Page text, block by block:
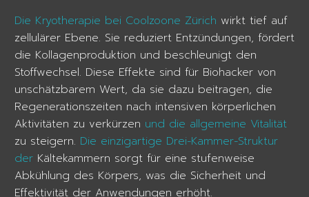
Die Kryotherapie bei Coolzoone Zürich wirkt tief auf
zellulärer Ebene. Sie reduziert Entzündungen, fördert
die Kollagenproduktion und beschleunigt den
Stoffwechsel. Diese Effekte sind für Biohacker von
unschätzbarem Wert, da sie dazu beitragen, die
Regenerationszeiten nach intensiven körperlichen
Aktivitäten zu verkürzen und die allgemeine Vitalität
zu steigern. Die einzigartige Drei-Kammer-Struktur
der Kältekammern sorgt für eine stufenweise
Abkühlung des Körpers, was die Sicherheit und
Effektivität der Anwendungen erhöht.